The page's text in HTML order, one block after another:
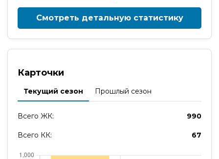
Смотреть детальную статистику
Карточки
Текущий сезон Прошлый сезон
Всего ЖК: 990
Всего КК: 67